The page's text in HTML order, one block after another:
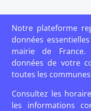
Notre plateforme
données
mairie de
données de votre
toutes les
Consultez les
les informations